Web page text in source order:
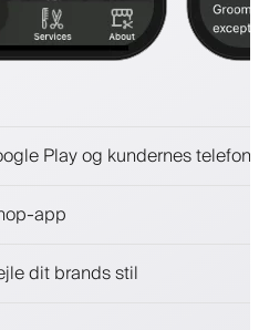
loyalitetsprogram
Play og kundernes
app
dit brands stil